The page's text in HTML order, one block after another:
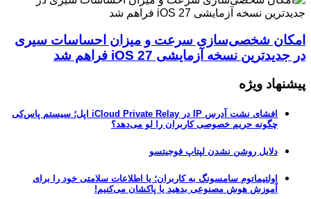
امکان شخصی‌سازی سرعت و میزان احساسات سیری
در جدیدترین نسخه آزمایشی iOS 27 فراهم شد
پیشنهاد ویژه
افشای نشت آدرس IP در iCloud Private Relay اپل؛ سیستم پاس‌کی
چگونه حریم خصوصی کاربران را لو می‌دهد؟
دلایل روشن نشدن لپتاپ فوجیتسو
اولتیماتوم سامسونگ به کاربران؛ یا اطلاعات سلامتی خود را برای
آموزش هوش مصنوعی بدهید یا پاکشان می‌کنیم!